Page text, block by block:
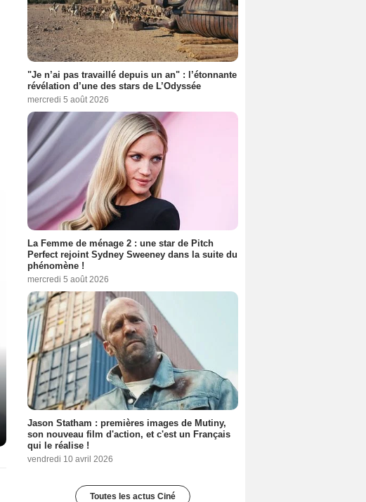
"Je n’ai pas travaillé depuis un an" : l’étonnante
révélation d’une des stars de L’Odyssée
mercredi 5 août 2026
La Femme de ménage 2 : une star de Pitch
Perfect rejoint Sydney Sweeney dans la suite du
phénomène !
mercredi 5 août 2026
Jason Statham : premières images de Mutiny,
son nouveau film d'action, et c'est un Français
qui le réalise !
vendredi 10 avril 2026
Toutes les actus Ciné